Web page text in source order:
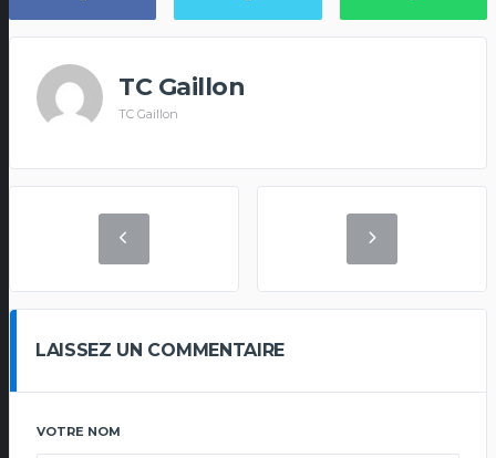
TC Gaillon
TC Gaillon
LAISSEZ UN COMMENTAIRE
VOTRE NOM